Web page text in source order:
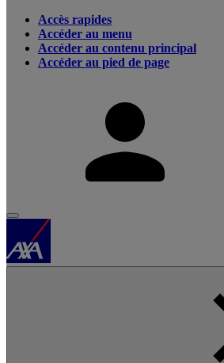
Accès rapides
Accéder au menu
Accéder au contenu principal
Accéder au pied de page